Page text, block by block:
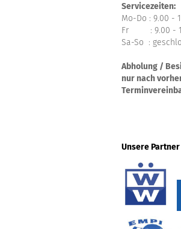
Servicezeiten:
Mo-Do : 9.00 -
Fr : 9.00 -
Sa-So :
Abholung /
nur nach
Unsere Partner